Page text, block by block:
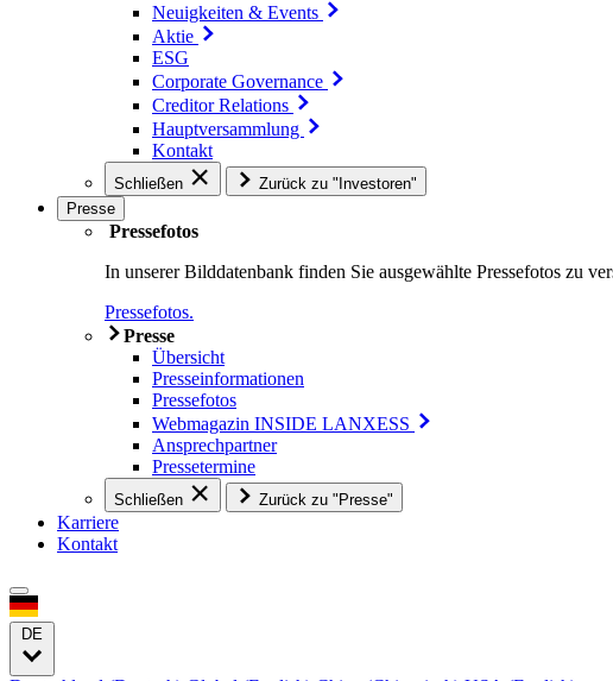
Neuigkeiten & Events
Aktie
ESG
Corporate Governance
Creditor Relations
Hauptversammlung
Kontakt
Schließen
Zurück zu "Investoren"
Presse
Pressefotos
In unserer Bilddatenbank finden Sie ausgewählte Pressefotos zu
Pressefotos.
Presse
Übersicht
Presseinformationen
Pressefotos
Webmagazin INSIDE LANXESS
Ansprechpartner
Pressetermine
Schließen Zurück zu "Presse"
Karriere
Kontakt
DE